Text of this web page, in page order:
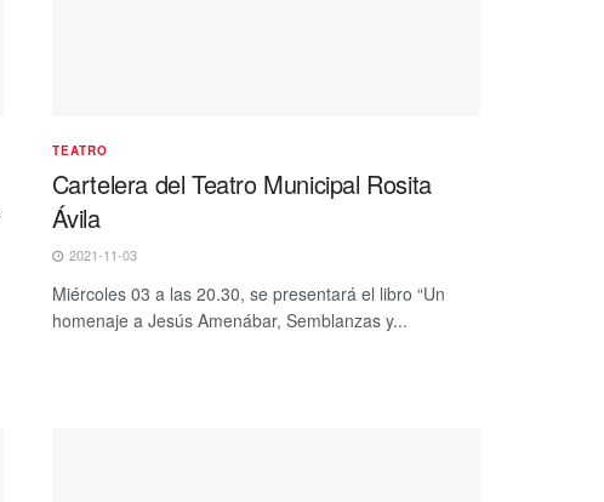
TEATRO
Cartelera del Teatro Municipal Rosita
Ávila
2021-11-03
Miércoles 03 a las 20.30, se presentará el libro “Un
homenaje a Jesús Amenábar, Semblanzas y...